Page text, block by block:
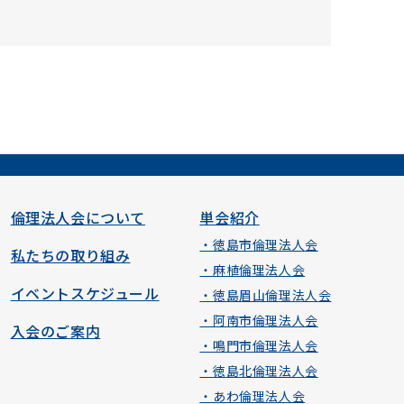
倫理法人会について
私たちの取り組み
イベントスケジュール
入会のご案内
単会紹介
・徳島市倫理法人会
・麻植倫理法人会
・徳島眉山倫理法人会
・阿南市倫理法人会
・鳴門市倫理法人会
・徳島北倫理法人会
・あわ倫理法人会